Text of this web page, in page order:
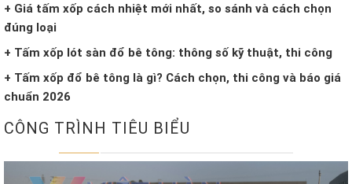
+ Giá tấm xốp cách nhiệt mới nhất, so sánh và cách chọn
đúng loại
+ Tấm xốp lót sàn đổ bê tông: thông số kỹ thuật, thi công
+ Tấm xốp đổ bê tông là gì? Cách chọn, thi công và báo giá
chuẩn 2026
CÔNG TRÌNH TIÊU BIỂU